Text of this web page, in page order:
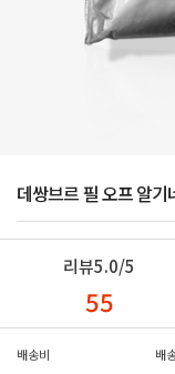
데쌍브르 필 오프 알
리뷰5.0/5
55
배송비
배